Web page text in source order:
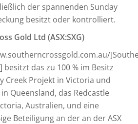
der spannenden Sunday
besitzt oder kontrolliert.
Gold Ltd (ASX:SXG)
besitzt das zu 100 % im Besitz
Creek Projekt in Victoria und
Queensland, das Redcastle
Australien, und eine
Beteiligung an der an der ASX